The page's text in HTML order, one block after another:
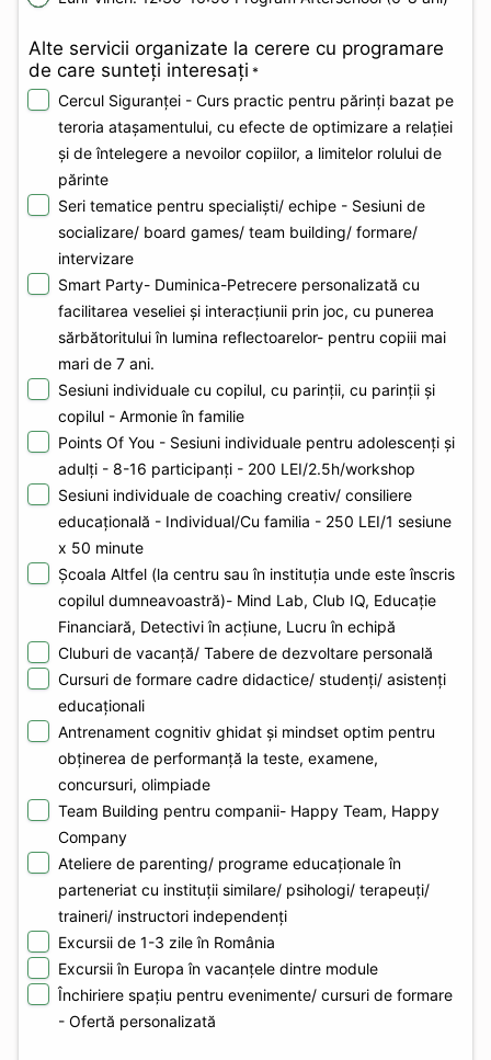
Alte servicii organizate la cerere cu programare
de care sunteți interesați *
Cercul Siguranței - Curs practic pentru părinți bazat pe
teroria atașamentului, cu efecte de optimizare a relației
și de întelegere a nevoilor copiilor, a limitelor rolului de
părinte
Seri tematice pentru specialiști/ echipe - Sesiuni de
socializare/ board games/ team building/ formare/
intervizare
Smart Party- Duminica-Petrecere personalizată cu
facilitarea veseliei și interacțiunii prin joc, cu punerea
sărbătoritului în lumina reflectoarelor- pentru copiii mai
mari de 7 ani.
Sesiuni individuale cu copilul, cu parinții, cu parinții și
copilul - Armonie în familie
Points Of You - Sesiuni individuale pentru adolescenți și
adulți - 8-16 participanți - 200 LEI/2.5h/workshop
Sesiuni individuale de coaching creativ/ consiliere
educațională - Individual/Cu familia - 250 LEI/1 sesiune
x 50 minute
Școala Altfel (la centru sau în instituția unde este înscris
copilul dumneavoastră)- Mind Lab, Club IQ, Educație
Financiară, Detectivi în acțiune, Lucru în echipă
Cluburi de vacanță/ Tabere de dezvoltare personală
Cursuri de formare cadre didactice/ studenți/ asistenți
educaționali
Antrenament cognitiv ghidat și mindset optim pentru
obținerea de performanță la teste, examene,
concursuri, olimpiade
Team Building pentru companii- Happy Team, Happy
Company
Ateliere de parenting/ programe educaționale în
parteneriat cu instituții similare/ psihologi/ terapeuți/
traineri/ instructori independenți
Excursii de 1-3 zile în România
Excursii în Europa în vacanțele dintre module
Închiriere spațiu pentru evenimente/ cursuri de formare
- Ofertă personalizată